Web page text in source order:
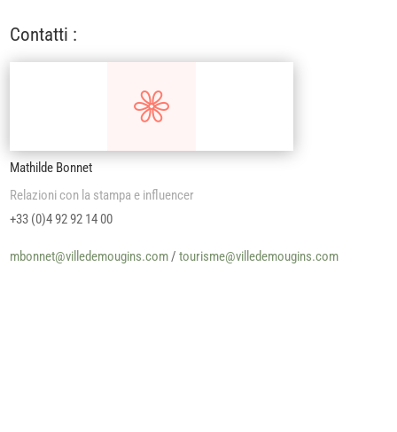
Contatti :
Mathilde Bonnet
Relazioni con la stampa e influencer
+33 (0)4 92 92 14 00
mbonnet@villedemougins.com/tourisme@villedemougins.com